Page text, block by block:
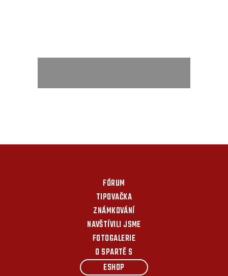
FÓRUM
TIPOVAČKA
ZNÁMKOVÁNÍ
NAVŠTÍVILI JSME
FOTOGALERIE
O SPARTĚ S
ESHOP